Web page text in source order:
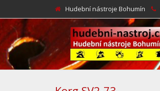
Hudební nástroje Bohumín